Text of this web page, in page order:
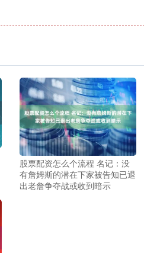
股票配资怎么个流程 名记：没
有詹姆斯的潜在下家被告知已退
出老詹争夺战或收到暗示